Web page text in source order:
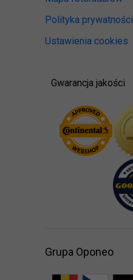
Polityka prywatności
Ustawienia cookies
Gwarancja jakości
Grupa Oponeo